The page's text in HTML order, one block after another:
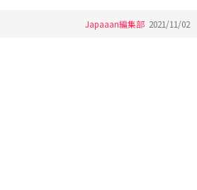
Japaaan編集部 2021/11/02